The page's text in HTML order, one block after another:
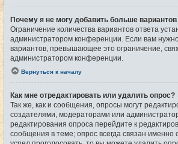
Почему я не могу добавить больше вариантов
Ограничение количества вариантов ответа
администратором конференции. Если вам
вариантов, превышающее это ограничение,
администратором конференции.
Вернуться к началу
Как мне отредактировать или удалить опрос?
Так же, как и сообщения, опросы могут
создателями, модераторами или
редактирования опроса перейдите к
сообщения в теме; опрос всегда связан именно